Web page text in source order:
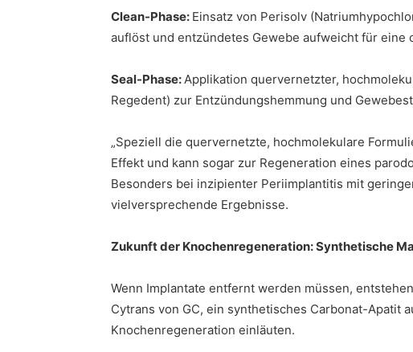
Clean-Phase: Einsatz von Perisolv
auflöst und entzündetes Gewebe aufweicht für eine
Seal-Phase: Applikation quervernetzter,
Regedent) zur Entzündungshemmung und
„Speziell die quervernetzte, hochmolekulare
Effekt und kann sogar zur Regeneration eines
Besonders bei inzipienter Periimplantitis mit
vielversprechende Ergebnisse.
Zukunft der Knochenregeneration: Synthetische
Wenn Implantate entfernt werden müssen,
Cytrans von GC, ein synthetisches Carbonat-Apatit
Knochenregeneration einläuten.